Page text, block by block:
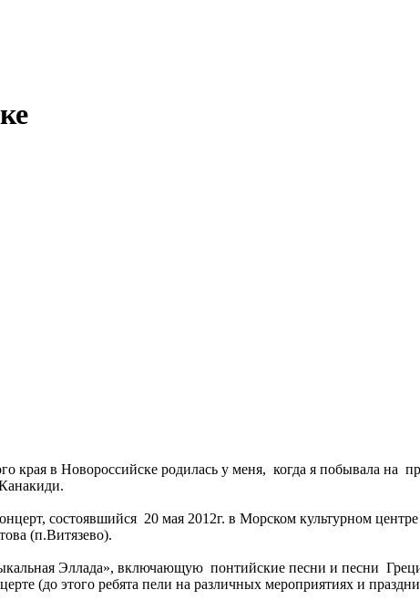
края в Новороссийске родилась у меня, когда я побывала на
состоявшийся 20 мая 2012г. в Морском культурном
(п.Витязево).
Эллада», включающую понтийские песни и песни
(до этого ребята пели на различных мероприятиях и